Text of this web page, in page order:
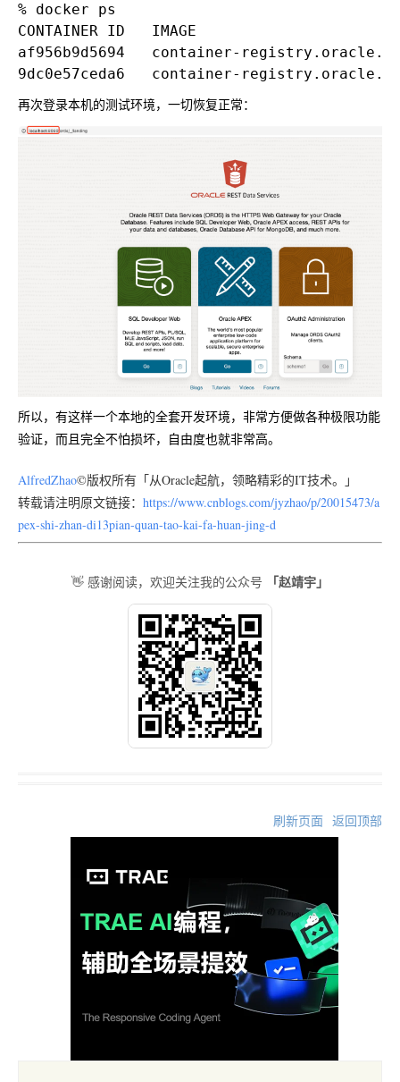
% docker ps
CONTAINER ID   IMAGE
af956b9d5694   container-
再次登录本机的测试环境，一切恢复正常：
所以，有这样一个本地的全套开发环境，非常方便做各种极限功能
验证，而且完全不怕损坏，自由度也就非常高。
AlfredZhao©版权所有「从Oracle起航，领略精彩的IT技术。」
转载请注明原文链接： https://www.cnblogs.com/jyzhao/p/20015473/a
pex-shi-zhan-di13pian-quan-tao-kai-fa-huan-jing-d
👋 感谢阅读，欢迎关注我的公众号 「赵靖宇」
刷新页面 返回顶部